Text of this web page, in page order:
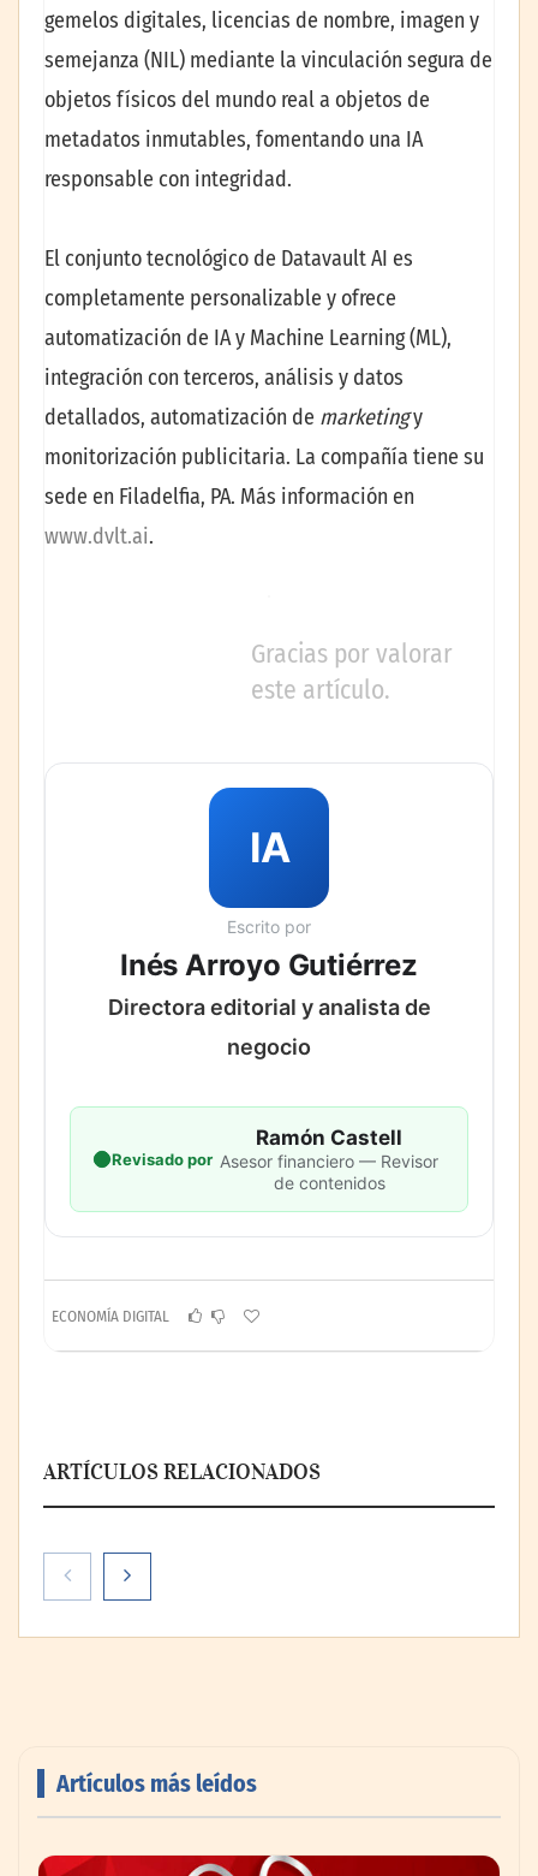
gemelos digitales, licencias de nombre, imagen y
semejanza (NIL) mediante la vinculación segura de
objetos físicos del mundo real a objetos de
metadatos inmutables, fomentando una IA
responsable con integridad.
El conjunto tecnológico de Datavault AI es
completamente personalizable y ofrece
automatización de IA y Machine Learning (ML),
integración con terceros, análisis y datos
detallados, automatización de marketingy
monitorización publicitaria. La compañía tiene su
sede en Filadelfia, PA. Más información en
www.dvlt.ai.
Gracias por valorar
este artículo.
IA
Escrito por
Inés Arroyo Gutiérrez
Directora editorial y analista de
negocio
Revisado por
Ramón Castell
Asesor financiero — Revisor
de contenidos
ECONOMÍA DIGITAL
ARTÍCULOS RELACIONADOS
Artículos más leídos